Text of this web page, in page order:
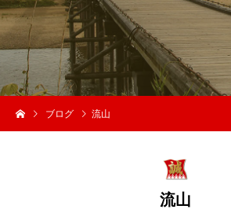
ブログ 流山
流山